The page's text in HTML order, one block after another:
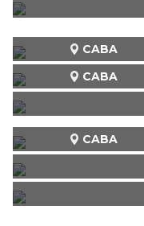
CABA
CABA
CABA